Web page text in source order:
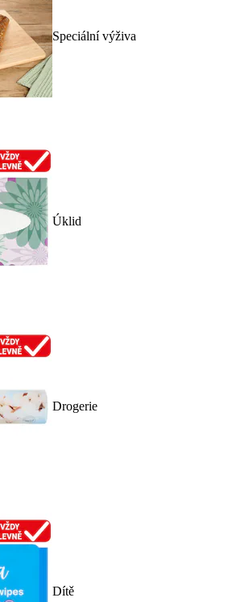
Speciální výživa
Úklid
Drogerie
Dítě